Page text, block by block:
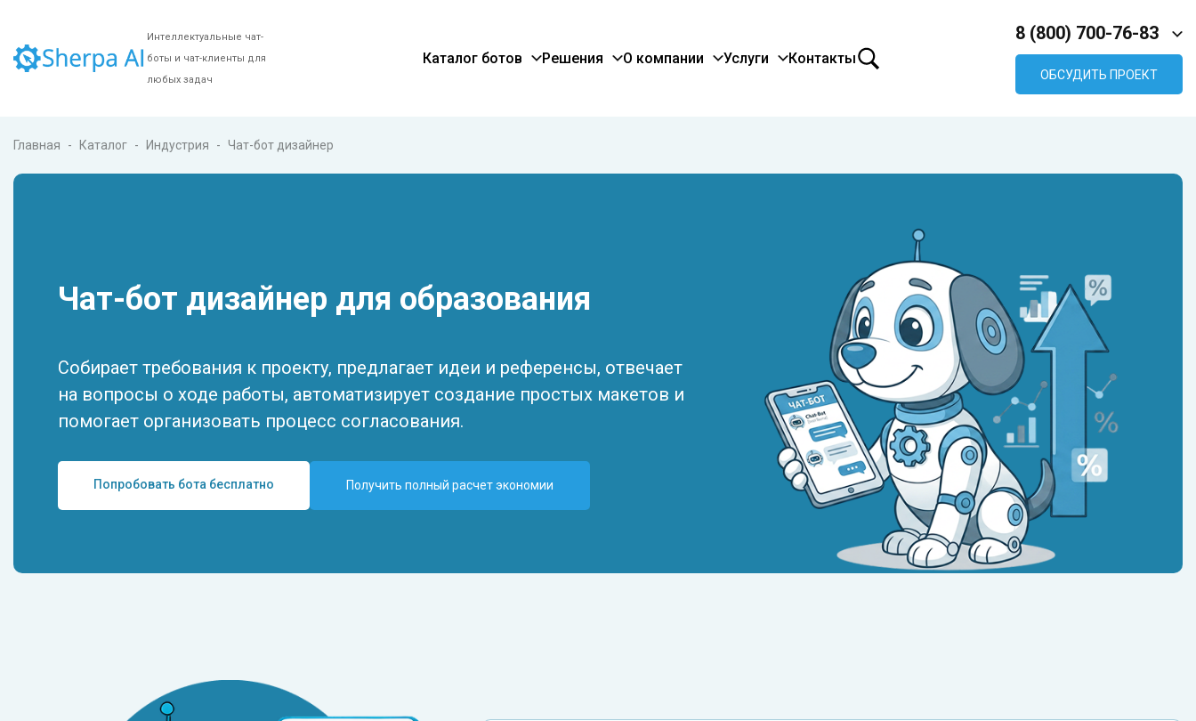
Интеллектуальные чат-
боты и чат-клиенты для
любых задач
Каталог ботов Решения О компании Услуги Контакты
8 (800) 700-76-83
ОБСУДИТЬ ПРОЕКТ
Главная Каталог Индустрия Чат-бот дизайнер
Чат-бот дизайнер для образования
Собирает требования к проекту, предлагает идеи и референсы, отвечает
на вопросы о ходе работы, автоматизирует создание простых макетов и
помогает организовать процесс согласования.
Попробовать бота бесплатно Получить полный расчет экономии